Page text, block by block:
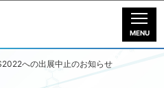
ンロード
への出展中止のお知らせ